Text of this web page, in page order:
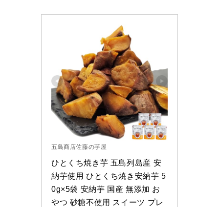
五島商店佐藤の芋屋
ひとくち焼き芋 五島列島産 安
納芋使用 ひとくち焼き安納芋 5
0g×5袋 安納芋 国産 無添加 お
やつ 砂糖不使用 スイーツ プレ